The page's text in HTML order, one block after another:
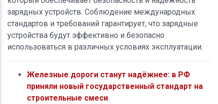
зарядных устройств. Соблюдение международных
стандартов и требований гарантирует, что зарядные
устройства будут эффективно и безопасно
использоваться в различных условиях эксплуатации.
Железные дороги станут надёжнее: в РФ
приняли новый государственный стандарт на
строительные смеси